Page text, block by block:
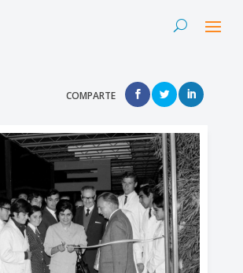
COMPARTE